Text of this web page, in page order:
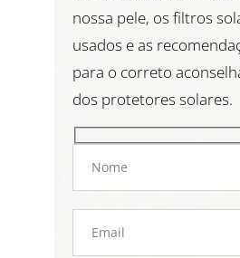
nossa pele, os filtros
usados e as
para o correto
dos protetores solares.